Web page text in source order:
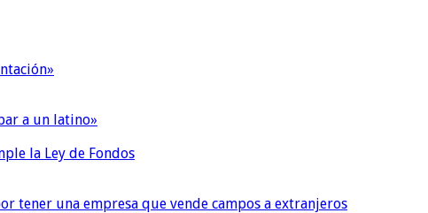
a un latino»
la Ley de Fondos
tener una empresa que vende campos a extranjeros